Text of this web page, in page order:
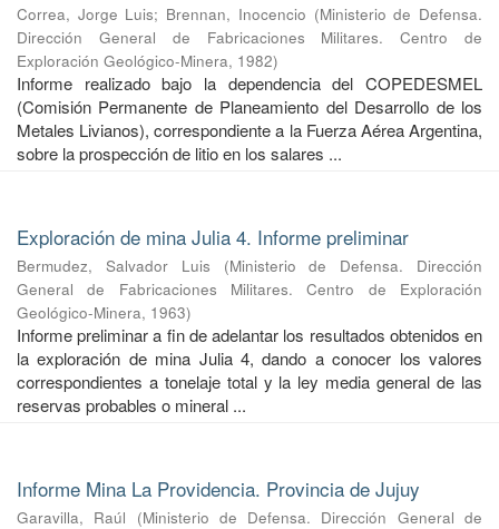
Correa, Jorge Luis; Brennan, Inocencio (Ministerio de Defensa.
Dirección General de Fabricaciones Militares. Centro de
Exploración Geológico-Minera, 1982)
Informe realizado bajo la dependencia del COPEDESMEL
(Comisión Permanente de Planeamiento del Desarrollo de los
Metales Livianos), correspondiente a la Fuerza Aérea Argentina,
sobre la prospección de litio en los salares ...
Exploración de mina Julia 4. Informe preliminar
Bermudez, Salvador Luis (Ministerio de Defensa. Dirección
General de Fabricaciones Militares. Centro de Exploración
Geológico-Minera, 1963)
Informe preliminar a fin de adelantar los resultados obtenidos en
la exploración de mina Julia 4, dando a conocer los valores
correspondientes a tonelaje total y la ley media general de las
reservas probables o mineral ...
Informe Mina La Providencia. Provincia de Jujuy
Garavilla, Raúl (Ministerio de Defensa. Dirección General de